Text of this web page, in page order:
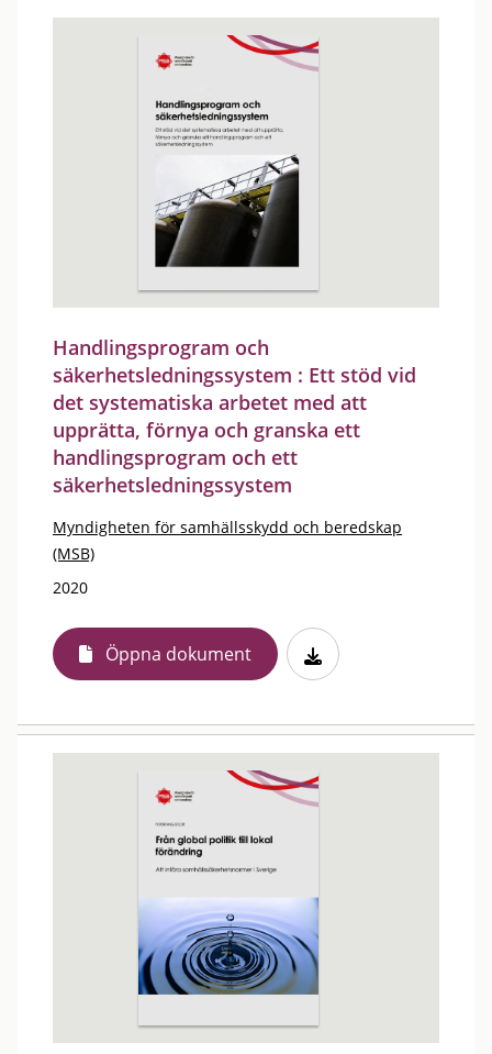
Handlingsprogram och
säkerhetsledningssystem : Ett stöd vid
det systematiska arbetet med att
upprätta, förnya och granska ett
handlingsprogram och ett
säkerhetsledningssystem
Myndigheten för samhällsskydd och beredskap
(MSB)
2020
Öppna dokument